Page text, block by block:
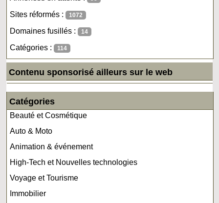
Sites réformés : 1072
Domaines fusillés : 14
Catégories : 114
Contenu sponsorisé ailleurs sur le web
Catégories
Beauté et Cosmétique
Auto & Moto
Animation & événement
High-Tech et Nouvelles technologies
Voyage et Tourisme
Immobilier